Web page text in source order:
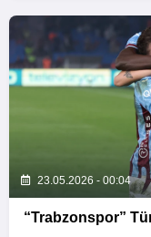
23.05.2026 - 00:04
“Trabzonspor”